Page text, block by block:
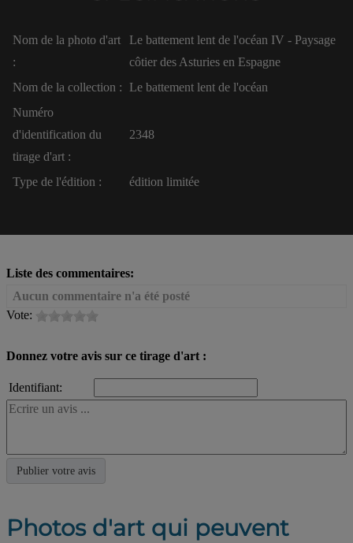
Nom de la photo d'art
:
Le battement lent de l'océan IV - Paysage
côtier des Asturies en Espagne
Nom de la collection :
Le battement lent de l'océan
Numéro
d'identification du
tirage d'art :
2348
Type de l'édition : édition limitée
Liste des commentaires:
Aucun commentaire n'a été posté
Vote:
Donnez votre avis sur ce tirage d'art :
Identifiant:
Photos d'art qui peuvent